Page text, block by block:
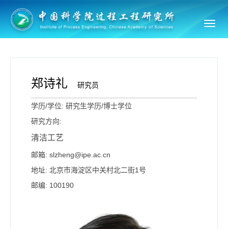
郑诗礼 研究员
学历/学位: 研究生学历/博士学位
研究方向:
清洁工艺
邮箱: slzheng@ipe.ac.cn
地址: 北京市海淀区中关村北二街1号
邮编: 100190